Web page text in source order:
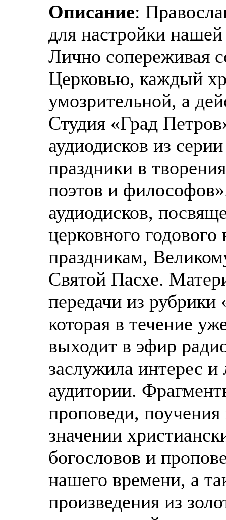
Описание:
для настройки
Лично сопереживая
Церковью, каждый
умозрительной, а
Студия «Град
аудиодисков из
праздники в
поэтов и
аудиодисков,
церковного
праздникам,
Святой Пасхе.
передачи из
которая в течение
выходит в эфир
заслужила интерес
аудитории.
проповеди,
значении
богословов и
нашего времени, а
произведения из